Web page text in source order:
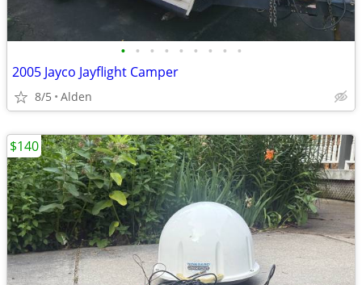
• • • • • • • • •
2005 Jayco Jayflight Camper
8/5 Alden
$140